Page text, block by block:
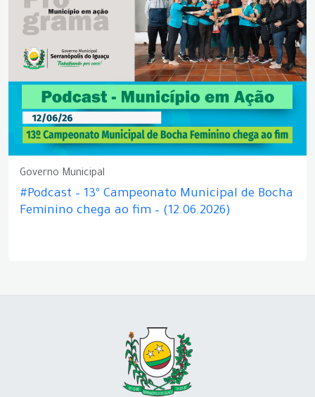
Governo Municipal
#Podcast – 13º Campeonato Municipal de Bocha
Feminino chega ao fim – (12.06.2026)